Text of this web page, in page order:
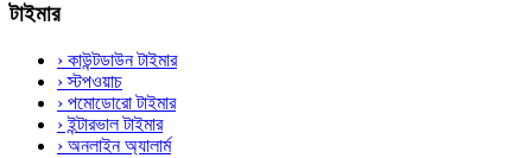
টাইমার
› কাউন্টডাউন টাইমার
›স্টপওয়াচ
› পমোডোরো টাইমার
›ইন্টারভাল টাইমার
› অনলাইন অ্যালার্ম